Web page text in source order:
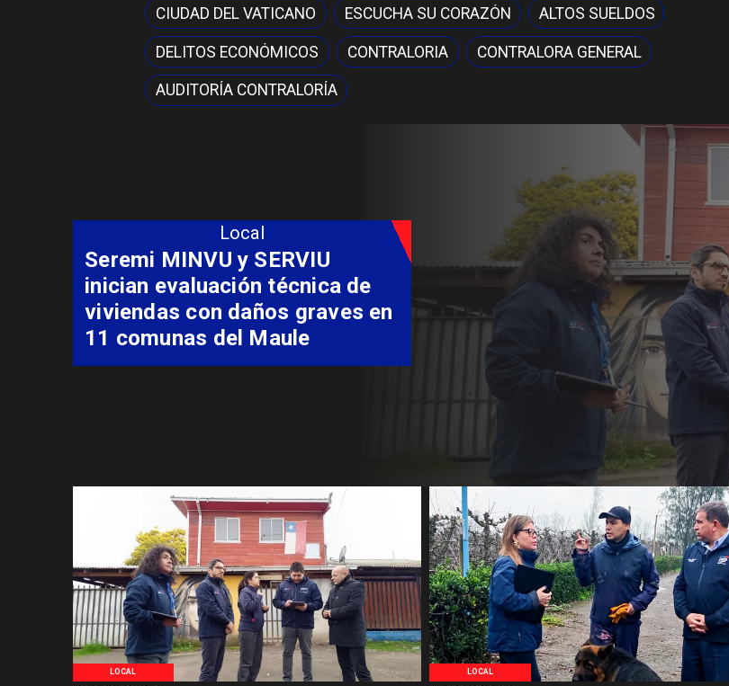
CIUDAD DEL VATICANO ESCUCHA SU CORAZÓN ALTOS SUELDOS
DELITOS ECONÓMICOS CONTRALORIA CONTRALORA GENERAL
AUDITORÍA CONTRALORÍA
LOCAL LOCAL
Local
Fondo Orasmi entrega apoyo a
familia de Romeral para
costear alimentación
especializada de niño con
Síndrome de Intestino Corto